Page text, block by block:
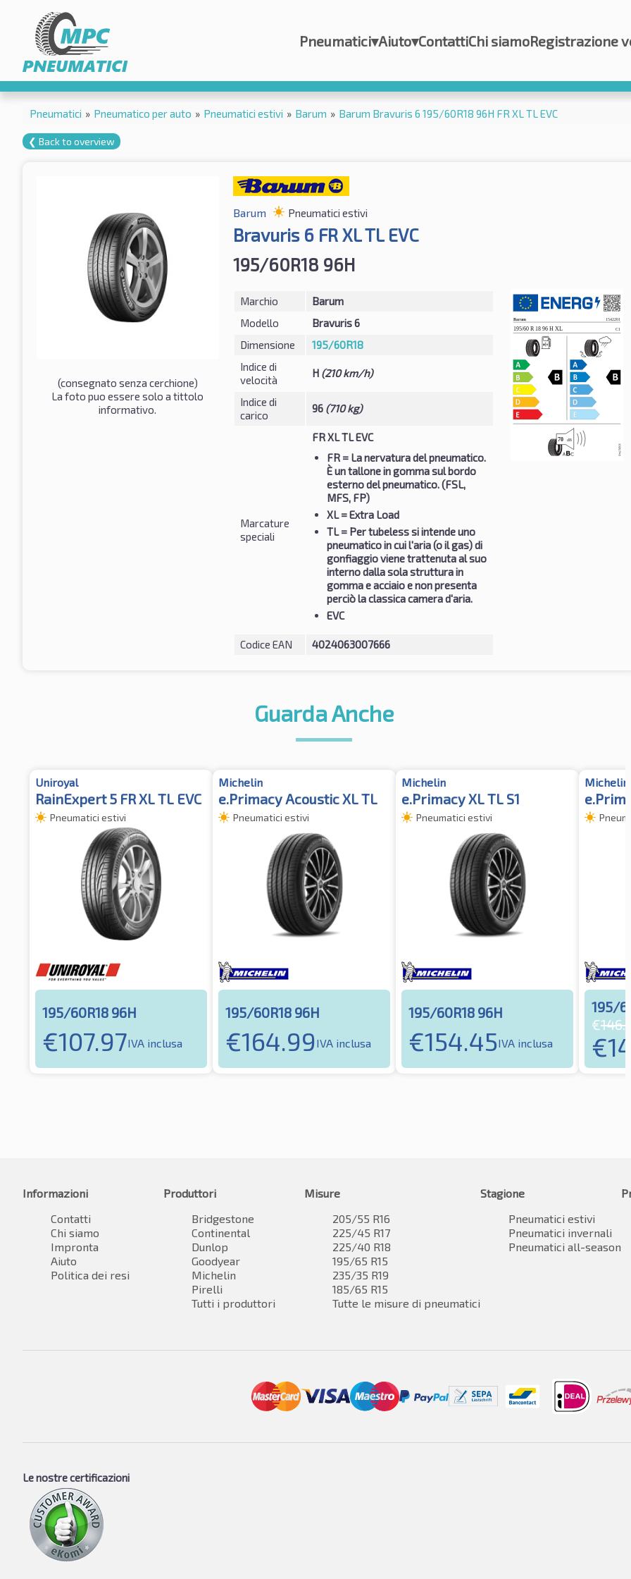
Pneumatici▾Aiuto▾ContattiChi siamoRegistrazione
Pneumatici » Pneumatico per auto » Pneumatici estivi » Barum » Barum Bravuris 6 195/60R18 96H FR XL TL EVC
❮ Back to overview
(consegnato senza cerchione)
La foto puo essere solo a tittolo
informativo.
Barum Pneumatici estivi
Bravuris 6 FR XL TL EVC
195/60R18 96H
Marchio
Barum
Modello
Bravuris 6
Dimensione
195/60R18
Indice di
velocità
H (210 km/h)
Indice di
carico
96 (710 kg)
Marcature
speciali
FR XL TL EVC
FR= La nervatura del pneumatico.
È un tallone in gomma sul bordo
esterno del pneumatico. (FSL,
MFS, FP)
XL= Extra Load
TL= Per tubeless si intende uno
pneumatico in cui l'aria (o il gas) di
gonfiaggio viene trattenuta al suo
interno dalla sola struttura in
gomma e acciaio e non presenta
perciò la classica camera d'aria.
EVC
Codice EAN 4024063007666
Guarda Anche
Uniroyal
RainExpert 5 FR XL TL EVC
Pneumatici estivi
195/60R18 96H
€107.97IVA inclusa
Michelin
e.Primacy Acoustic XL TL
Pneumatici estivi
195/60R18 96H
€164.99IVA inclusa
Michelin
e.Primacy XL TL S1
Pneumatici estivi
195/60R18 96H
€154.45IVA inclusa
Michelin
195/
€
€
Informazioni
Contatti
Chi siamo
Impronta
Aiuto
Politica dei resi
Produttori
Bridgestone
Continental
Dunlop
Goodyear
Michelin
Pirelli
Tutti i produttori
Misure
205/55 R16
225/45 R17
225/40 R18
195/65 R15
235/35 R19
185/65 R15
Tutte le misure di pneumatici
Stagione
Pneumatici estivi
Pneumatici invernali
Pneumatici all-season
Le nostre certificazioni